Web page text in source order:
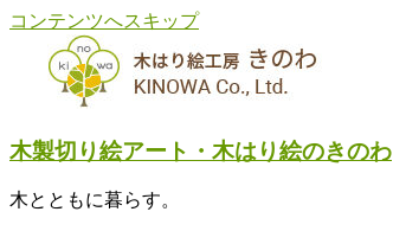
コンテンツへスキップ
木製切り絵アート・木はり絵のきのわ
木とともに暮らす。